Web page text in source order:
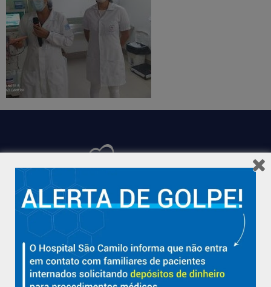
Hospital São Camilo – há mais de 50 anos cuidando da saúde
com qualidade, acolhimento e compromisso com a vida em
Aracruz e região.